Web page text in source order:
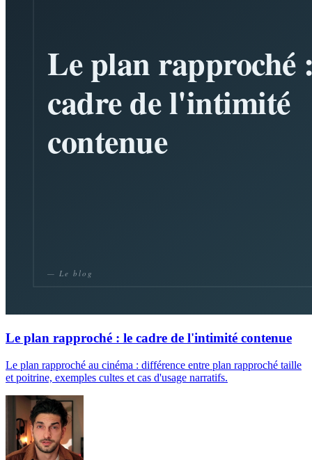
Le plan rapproché : le cadre de l'intimité contenue
Le plan rapproché au cinéma : différence entre plan rapproché taille
et poitrine, exemples cultes et cas d'usage narratifs.